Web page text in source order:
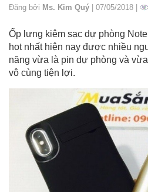
Đăng bởi Ms. Kim Quý | 07/05/2018 |
Ốp lưng kiêm sạc dự phòng
hot nhất hiện nay được nhiều
năng vừa là pin dự phòng và
vô cùng tiện lợi.